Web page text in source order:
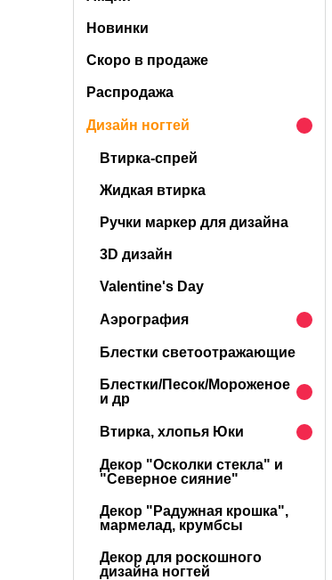
Новинки
Скоро в продаже
Распродажа
Дизайн ногтей
Втирка-спрей
Жидкая втирка
Ручки маркер для дизайна
3D дизайн
Valentine's Day
Аэрография
Блестки светоотражающие
Блестки/Песок/Мороженое
и др
Втирка, хлопья Юки
Декор "Осколки стекла" и
"Северное сияние"
Декор "Радужная крошка",
мармелад, крумбсы
Декор для роскошного
дизайна ногтей